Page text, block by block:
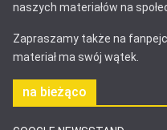
naszych materiałów na
Zapraszamy także na
materiał ma swój wątek.
na bieżąco